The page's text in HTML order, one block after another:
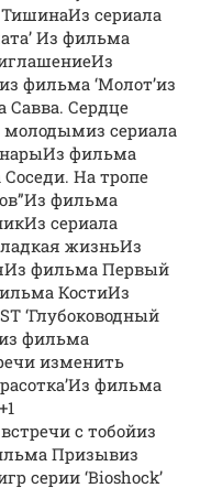
сериала
Из фильма
фильма ‘Молот’из
Савва. Сердце
молодымиз сериала
фильма
На тропе
фильма
сериала
жизньИз
фильма Первый
КостиИз
‘Глубоководный
фильма
изменить
фильма
с тобойиз
Призывиз
серии ‘Bioshock’